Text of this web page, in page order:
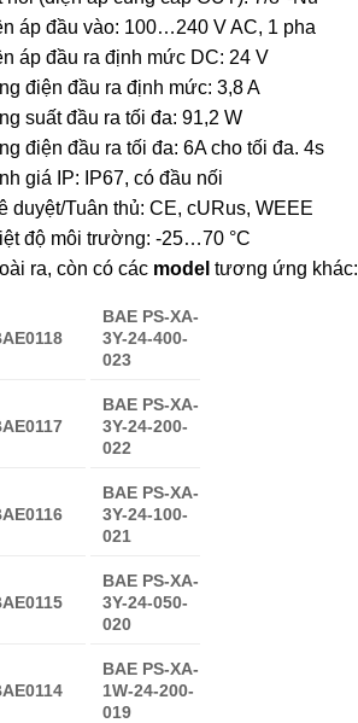
áp đầu vào: 100…240 V AC, 1 pha
áp đầu ra định mức DC: 24 V
điện đầu ra định mức: 3,8 A
suất đầu ra tối đa: 91,2 W
điện đầu ra tối đa: 6A cho tối đa. 4s
giá IP: IP67, có đầu nối
duyệt/Tuân thủ: CE, cURus, WEEE
độ môi trường: -25…70 °C
ra, còn có các model tương ứng khác:
BAE PS-XA-
3Y-24-400-
023
BAE PS-XA-
3Y-24-200-
022
BAE PS-XA-
3Y-24-100-
021
BAE PS-XA-
3Y-24-050-
020
BAE PS-XA-
1W-24-200-
019